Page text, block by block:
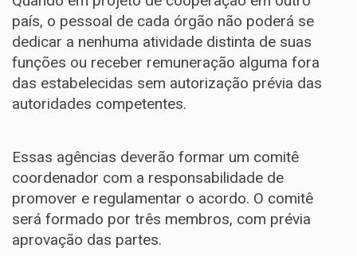
país, o pessoal de cada órgão não poderá se
dedicar a nenhuma atividade distinta de suas
funções ou receber remuneração alguma fora
das estabelecidas sem autorização prévia das
autoridades competentes.
Essas agências deverão formar um comitê
coordenador com a responsabilidade de
promover e regulamentar o acordo. O comitê
será formado por três membros, com prévia
aprovação das partes.